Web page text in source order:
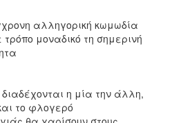
αλληγορική κωμωδία
μοναδικό τη σημερινή
η μία την άλλη,
το φλογερό